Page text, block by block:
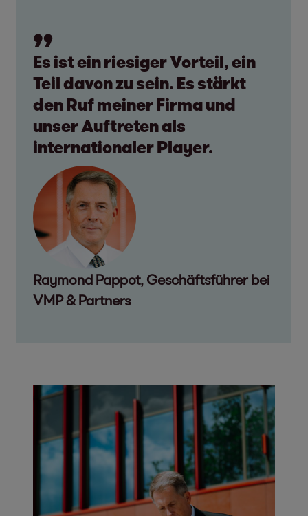
Es ist ein riesiger Vorteil, ein
Teil davon zu sein. Es stärkt
den Ruf meiner Firma und
unser Auftreten als
internationaler Player.
Raymond Pappot, Geschäftsführer bei
VMP & Partners